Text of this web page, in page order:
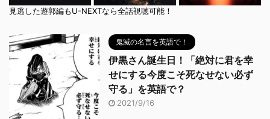
見逃した遊郭編もU-NEXTなら全話視聴可能！
鬼滅の名言を英語で！
伊黒さん誕生日！「絶対に君を幸
せにする今度こそ死なせない必ず
守る」を英語で？
2021/9/16